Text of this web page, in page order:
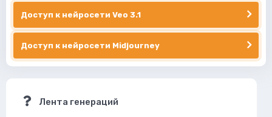
Доступ к нейросети Veo 3.1
Доступ к нейросети Midjourney
Лента генераций